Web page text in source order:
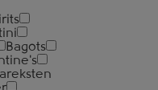
Bagots